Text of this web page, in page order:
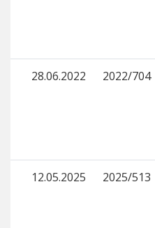
28.06.2022 2022/704
12.05.2025 2025/513